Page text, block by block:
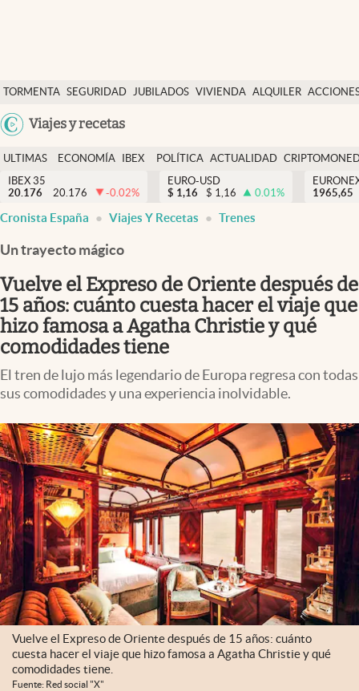
TORMENTA SEGURIDAD JUBILADOS VIVIENDA ALQUILER
USA
Viajes y recetas
Economía y finanzas
Política
Actualidad
Criptomonedas
España
ULTIMAS
NOTICIAS
ECONOMÍA
FINANZAS
IBEX
EURO
POLÍTICA ACTUALIDAD
IBEX 35
20.176
20.176 -0.02%
EURO-USD
$ 1,16 $ 1,16 0.01%
1965,65
Cronista España Viajes Y Recetas Trenes
Un trayecto mágico
Vuelve el Expreso de Oriente después de
15 años: cuánto cuesta hacer el viaje que
hizo famosa a Agatha Christie y qué
comodidades tiene
El tren de lujo más legendario de Europa regresa con todas
sus comodidades y una experiencia inolvidable.
Vuelve el Expreso de Oriente después de 15 años: cuánto
cuesta hacer el viaje que hizo famosa a Agatha Christie y qué
comodidades tiene.
Fuente: Red social "X"